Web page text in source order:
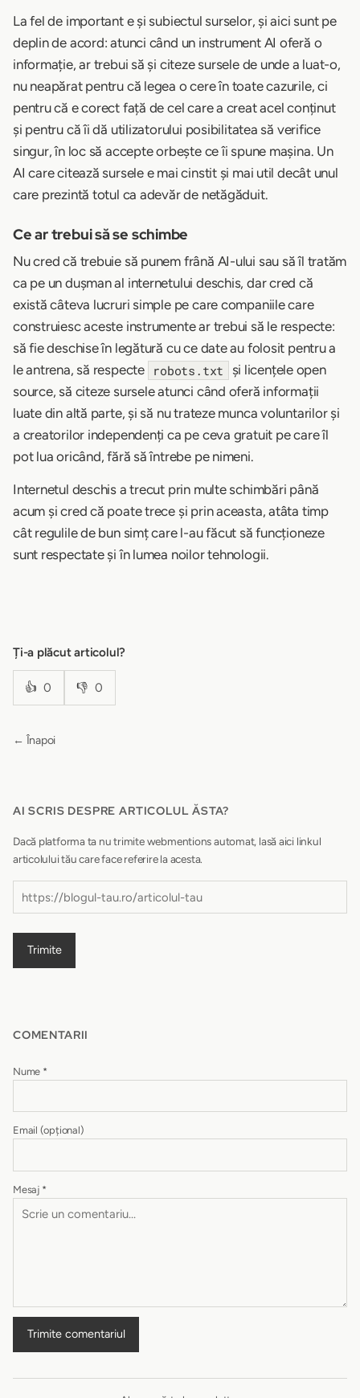
La fel de important e și subiectul surselor, și aici sunt pe
deplin de acord: atunci când un instrument AI oferă o
informație, ar trebui să și citeze sursele de unde a luat-o,
nu neapărat pentru că legea o cere în toate cazurile, ci
pentru că e corect față de cel care a creat acel conținut
și pentru că îi dă utilizatorului posibilitatea să verifice
singur, în loc să accepte orbește ce îi spune mașina. Un
AI care citează sursele e mai cinstit și mai util decât unul
care prezintă totul ca adevăr de netăgăduit.
Ce ar trebui să se schimbe
Nu cred că trebuie să punem frână AI-ului sau să îl tratăm
ca pe un dușman al internetului deschis, dar cred că
există câteva lucruri simple pe care companiile care
construiesc aceste instrumente ar trebui să le respecte:
să fie deschise în legătură cu ce date au folosit pentru a
le antrena, să respecte
robots.txt
și licențele open
source, să citeze sursele atunci când oferă informații
luate din altă parte, și să nu trateze munca voluntarilor și
a creatorilor independenți ca pe ceva gratuit pe care îl
pot lua oricând, fără să întrebe pe nimeni.
Internetul deschis a trecut prin multe schimbări până
acum și cred că poate trece și prin aceasta, atâta timp
cât regulile de bun simț care l-au făcut să funcționeze
sunt respectate și în lumea noilor tehnologii.
Ți-a plăcut articolul?
👍 0 👎 0
← Înapoi
AI SCRIS DESPRE ARTICOLUL ĂSTA?
Dacă platforma ta nu trimite webmentions automat, lasă aici linkul
articolului tău care face referire la acesta.
Trimite
COMENTARII
Nume *
Email (opțional)
Mesaj *
Trimite comentariul